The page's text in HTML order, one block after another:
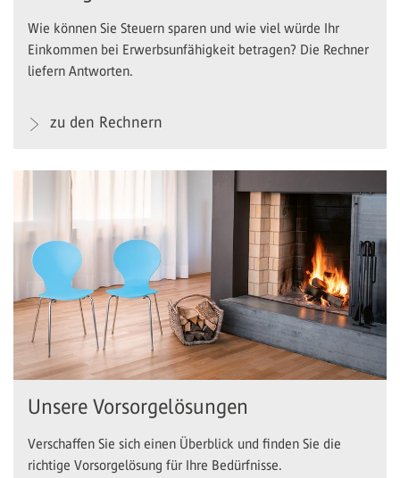
Wie können Sie Steuern sparen und wie viel würde Ihr
Einkommen bei Erwerbsunfähigkeit betragen? Die Rechner
liefern Antworten.
zu den Rechnern
Unsere Vorsorgelösungen
Verschaffen Sie sich einen Überblick und finden Sie die
richtige Vorsorgelösung für Ihre Bedürfnisse.